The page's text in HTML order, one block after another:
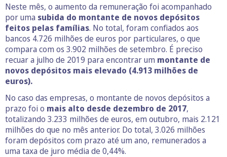
Neste mês, o aumento da remuneração foi acompanhado
por uma subida do montante de novos depósitos
feitos pelas famílias. No total, foram confiados aos
bancos 4.726 milhões de euros por particulares, o que
compara com os 3.902 milhões de setembro. É preciso
recuar a julho de 2019 para encontrar um montante de
novos depósitos mais elevado (4.913 milhões de
euros).
No caso das empresas, o montante de novos depósitos a
prazo foi o mais alto desde dezembro de 2017,
totalizando 3.233 milhões de euros, em outubro, mais 2.121
milhões do que no mês anterior. Do total, 3.026 milhões
foram depósitos com prazo até um ano, remunerados a
uma taxa de juro média de 0,44%.